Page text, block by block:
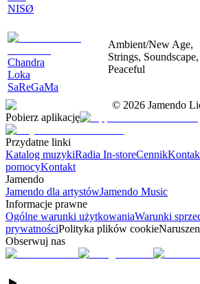
NISØ
Chandra
Loka
SaReGaMa
Ambient/New Age,
Strings, Soundscape,
Peaceful
© 2026 Jamendo
Pobierz aplikację
Przydatne linki
Katalog muzykiRadia In-storeCennik
pomocyKontakt
Jamendo
Jamendo dla artystówJamendo Music
Informacje prawne
Ogólne warunki użytkowaniaWarunki
prywatnościPolityka plików cookie
Obserwuj nas